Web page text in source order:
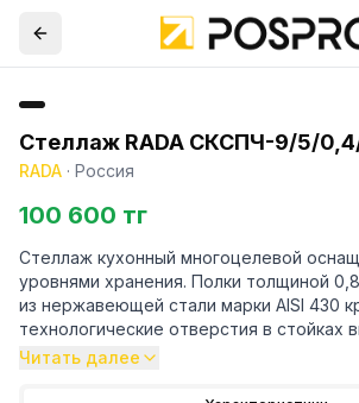
Стеллаж RADA СКСПЧ-9/5/
RADA · Россия
100 600 тг
Стеллаж кухонный многоцелевой оснащен четырьмя
уровнями хранения. Полки толщиной 0,8 мм выполненные
из нержавеющей стали марки AISI 430 крепятся на
технологические отверстия в стойках
трубы профильной 40х20 марки AISI 430
Читать далее